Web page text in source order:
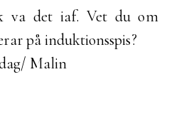
va det iaf. Vet du om
på induktionsspis?
Malin